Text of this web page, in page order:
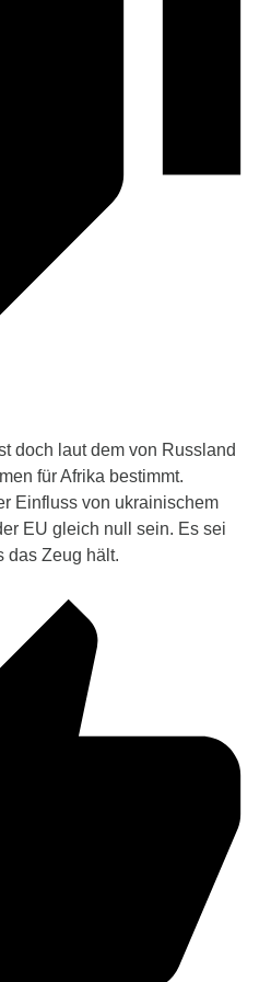
doch laut dem von Russland
für Afrika bestimmt.
Einfluss von ukrainischem
EU gleich null sein. Es sei
das Zeug hält.